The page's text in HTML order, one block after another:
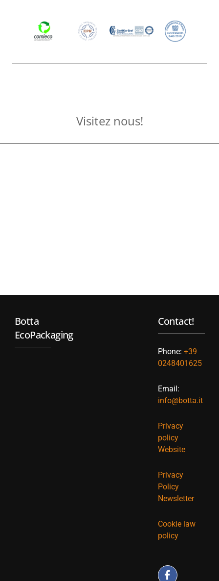
Visitez nous!
Botta
EcoPackaging
Contact!
Phone: +39
0248401625
Email:
info@botta.it
Privacy
policy
Website
Privacy
Policy
Newsletter
Cookie law
policy